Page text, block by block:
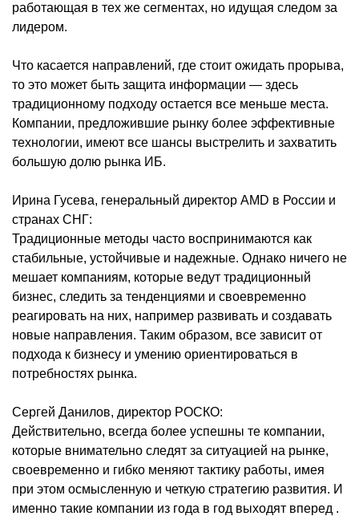
работающая в тех же сегментах, но идущая следом за
лидером.
Что касается направлений, где стоит ожидать прорыва,
то это может быть защита информации — здесь
традиционному подходу остается все меньше места.
Компании, предложившие рынку более эффективные
технологии, имеют все шансы выстрелить и захватить
большую долю рынка ИБ.
Ирина Гусева, генеральный директор AMD в России и
странах СНГ:
Традиционные методы часто воспринимаются как
стабильные, устойчивые и надежные. Однако ничего не
мешает компаниям, которые ведут традиционный
бизнес, следить за тенденциями и своевременно
реагировать на них, например развивать и создавать
новые направления. Таким образом, все зависит от
подхода к бизнесу и умению ориентироваться в
потребностях рынка.
Сергей Данилов, директор РОСКО:
Действительно, всегда более успешны те компании,
которые внимательно следят за ситуацией на рынке,
своевременно и гибко меняют тактику работы, имея
при этом осмысленную и четкую стратегию развития. И
именно такие компании из года в год выходят вперед .